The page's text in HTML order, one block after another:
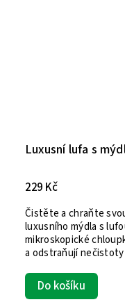
Luxusní lufa s
229 Kč
Do košíku
Čistěte a chraňte
luxusního mýdla s
mikroskopické
a odstraňují nečistoty